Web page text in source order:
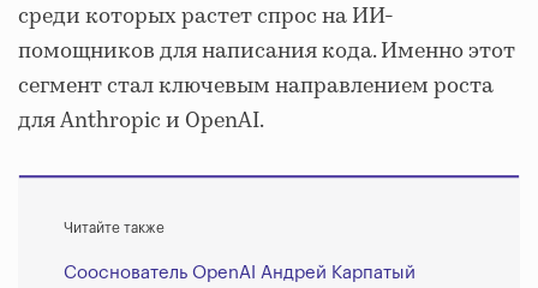
среди которых растет спрос на ИИ-
помощников для написания кода. Именно этот
сегмент стал ключевым направлением роста
для Anthropic и OpenAI.
Читайте также
Сооснователь OpenAI Андрей Карпатый